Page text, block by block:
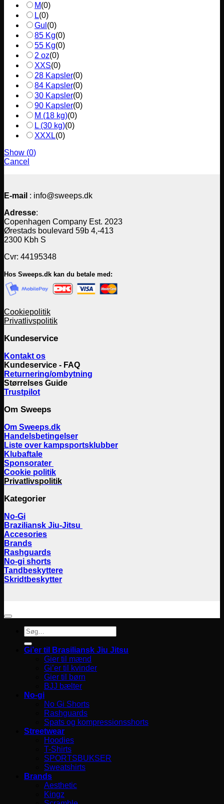
M(0)
L(0)
Gul (0)
85 Kg(0)
55 Kg(0)
2 oz(0)
XXS(0)
28 Kapsler(0)
84 Kapsler(0)
30 Kapsler(0)
90 Kapsler(0)
M (18 kg)(0)
L (30 kg)(0)
XXXL(0)
Show (0)
Cancel
E-mail : info@sweeps.dk
Adresse:
Copenhagen Company Est. 2023
Ørestads boulevard 59b 4,-413
2300 Kbh S
Cvr: 44195348
Hos Sweeps.dk kan du betale med:
Cookiepolitik
Privatlivspolitik
Kundeservice
Kontakt os
Kundeservice - FAQ
Returnering/ombytning
Størrelses Guide
Trustpilot
Om Sweeps
Om Sweeps.dk
Handelsbetingelser
Liste over kampsportsklubber
Klubaftale
Sponsorater
Cookie politik
Privatlivspolitik
Kategorier
No-Gi
Braziliansk Jiu-Jitsu
Accesories
Brands
Rashguards
No-gi shorts
Tandbeskyttere
Skridtbeskytter
Søg
efter:
Gi’er til Brasiliansk Jiu Jitsu
Gier til mænd
Gi’er til kvinder
Gier til børn
BJJ bælter
No-gi
No Gi Shorts
Rashguards
Spats og kompressionsshorts
Streetwear
Hoodies
T-Shirts
SPORTSBUKSER
Sweatshirts
Brands
Aesthetic
Kingz